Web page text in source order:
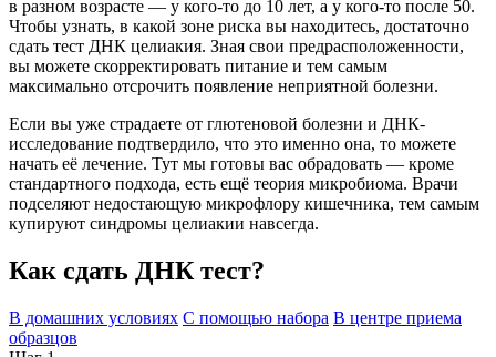
в разном возрасте — у кого-то до 10 лет, а у кого-то после 50.
Чтобы узнать, в какой зоне риска вы находитесь, достаточно
сдать тест ДНК целиакия. Зная свои предрасположенности,
вы можете скорректировать питание и тем самым
максимально отсрочить появление неприятной болезни.
Если вы уже страдаете от глютеновой болезни и ДНК-
исследование подтвердило, что это именно она, то можете
начать её лечение. Тут мы готовы вас обрадовать — кроме
стандартного подхода, есть ещё теория микробиома. Врачи
подселяют недостающую микрофлору кишечника, тем самым
купируют синдромы целиакии навсегда.
Как сдать ДНК тест?
В домашних условиях С помощью набора В центре приема
образцов